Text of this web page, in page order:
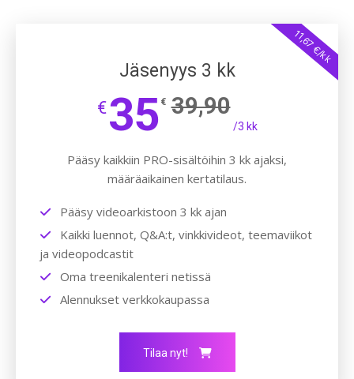
11,67 €/kk
Jäsenyys 3 kk
€35 € 39,90
/3 kk
Pääsy kaikkiin PRO-sisältöihin 3 kk ajaksi,
määräaikainen kertatilaus.
Pääsy videoarkistoon 3 kk ajan
Kaikki luennot, Q&A:t, vinkkivideot, teemaviikot
ja videopodcastit
Oma treenikalenteri netissä
Alennukset verkkokaupassa
Tilaa nyt!